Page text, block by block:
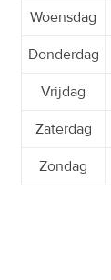
Woensdag
Donderdag
Vrijdag
Zaterdag
Zondag